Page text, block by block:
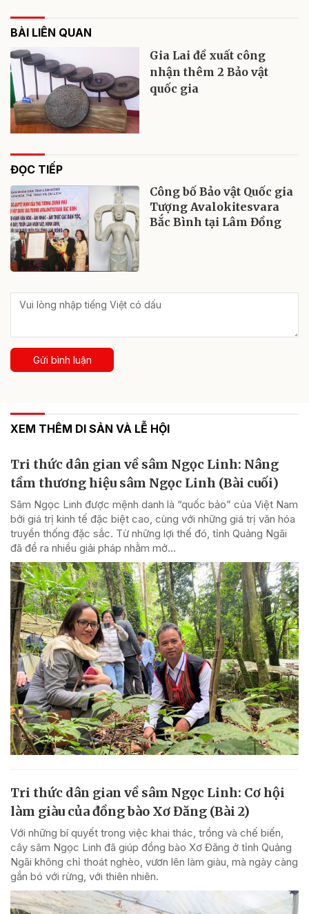
BÀI LIÊN QUAN
Gia Lai đề xuất công
nhận thêm 2 Bảo vật
quốc gia
ĐỌC TIẾP
Công bố Bảo vật Quốc gia
Tượng Avalokitesvara
Bắc Bình tại Lâm Đồng
Gửi bình luận
XEM THÊM DI SẢN VÀ LỄ HỘI
Tri thức dân gian về sâm Ngọc Linh: Nâng
tầm thương hiệu sâm Ngọc Linh (Bài cuối)
Sâm Ngọc Linh được mệnh danh là “quốc bảo” của Việt Nam
bởi giá trị kinh tế đặc biệt cao, cùng với những giá trị văn hóa
truyền thống đặc sắc. Từ những lợi thế đó, tỉnh Quảng Ngãi
đã đề ra nhiều giải pháp nhằm mở...
Tri thức dân gian về sâm Ngọc Linh: Cơ hội
làm giàu của đồng bào Xơ Đăng (Bài 2)
Với những bí quyết trong việc khai thác, trồng và chế biến,
cây sâm Ngọc Linh đã giúp đồng bào Xơ Đăng ở tỉnh Quảng
Ngãi không chỉ thoát nghèo, vươn lên làm giàu, mà ngày càng
gắn bó với rừng, với thiên nhiên.